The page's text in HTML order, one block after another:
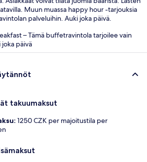
Muun muassa happy hour -tarjouksia
palveluihin. Auki joka päivä.
– Tämä buffetravintola tarjoilee vain
joka päivä
takuumaksut
1250 CZK per majoitustila per